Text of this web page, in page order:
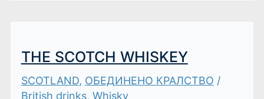
THE SCOTCH WHISKEY
SCOTLAND, ОБЕДИНЕНО КРАЛСТВО /
British drinks, Whisky